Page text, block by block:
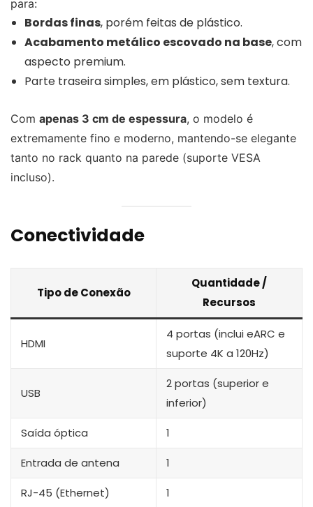
para:
Bordas finas, porém feitas de plástico.
Acabamento metálico escovado na base, com
aspecto premium.
Parte traseira simples, em plástico, sem textura.
Com apenas 3 cm de espessura, o modelo é
extremamente fino e moderno, mantendo-se elegante
tanto no rack quanto na parede (suporte VESA
incluso).
Conectividade
Tipo de Conexão
Quantidade /
Recursos
HDMI
4 portas (inclui eARC e
suporte 4K a 120Hz)
USB
2 portas (superior e
inferior)
Saída óptica 1
Entrada de antena 1
RJ-45 (Ethernet) 1